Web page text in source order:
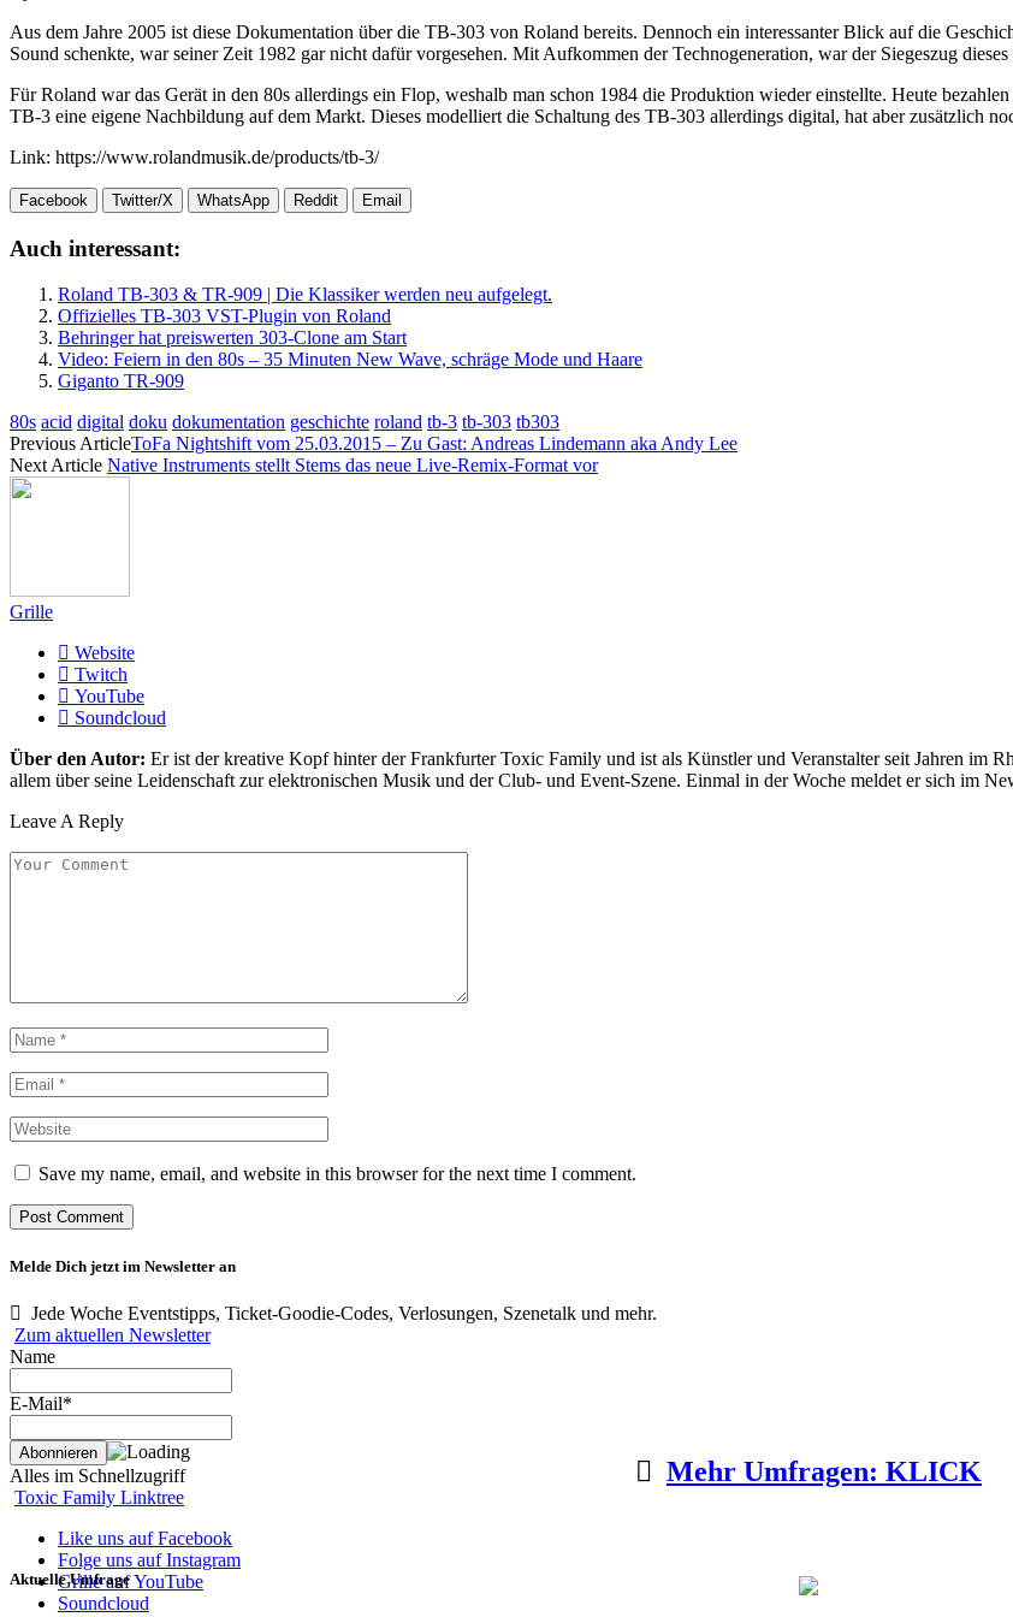
Aus dem Jahre 2005 ist diese Dokumentation über die TB-303 von Roland bereits. Dennoch ein interessanter Blick auf die
Sound schenkte, war seiner Zeit 1982 gar nicht dafür vorgesehen. Mit Aufkommen der Technogeneration, war der Siegeszug
Für Roland war das Gerät in den 80s allerdings ein Flop, weshalb man schon 1984 die Produktion wieder einstellte. Heute
TB-3 eine eigene Nachbildung auf dem Markt. Dieses modelliert die Schaltung des TB-303 allerdings digital, hat aber zusätzlich
Link: https://www.rolandmusik.de/products/tb-3/
Facebook Twitter/X WhatsApp Reddit Email
Auch interessant:
Roland TB-303 & TR-909 | Die Klassiker werden neu aufgelegt.
Offizielles TB-303 VST-Plugin von Roland
Behringer hat preiswerten 303-Clone am Start
Video: Feiern in den 80s – 35 Minuten New Wave, schräge Mode und Haare
Giganto TR-909
80s acid digital doku dokumentation geschichte roland tb-3 tb-303 tb303
Previous ArticleToFa Nightshift vom 25.03.2015 – Zu Gast: Andreas Lindemann aka Andy Lee
Next Article Native Instruments stellt Stems das neue Live-Remix-Format vor
Grille
Website
Twitch
YouTube
Soundcloud
Über den Autor: Er ist der kreative Kopf hinter der Frankfurter Toxic Family und ist als Künstler und Veranstalter seit Jahren im
allem über seine Leidenschaft zur elektronischen Musik und der Club- und Event-Szene. Einmal in der Woche meldet er sich im
Leave A Reply
Save my name, email, and website in this browser for the next time I comment.
Melde Dich jetzt im Newsletter an
Jede Woche Eventstipps, Ticket-Goodie-Codes, Verlosungen, Szenetalk und mehr.
Zum aktuellen Newsletter
Name
E-Mail*
Alles im Schnellzugriff
Toxic Family Linktree
Like uns auf Facebook
Folge uns auf Instagram
Grille auf YouTube
Soundcloud
Aktuelle Umfrage
Mehr Umfragen: KLICK